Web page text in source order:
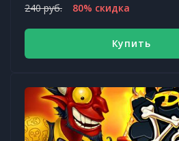
240 руб. 80% скидка
Купить